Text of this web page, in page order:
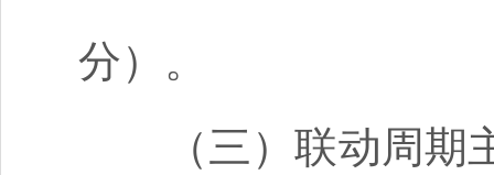
分）。
（三）联动周